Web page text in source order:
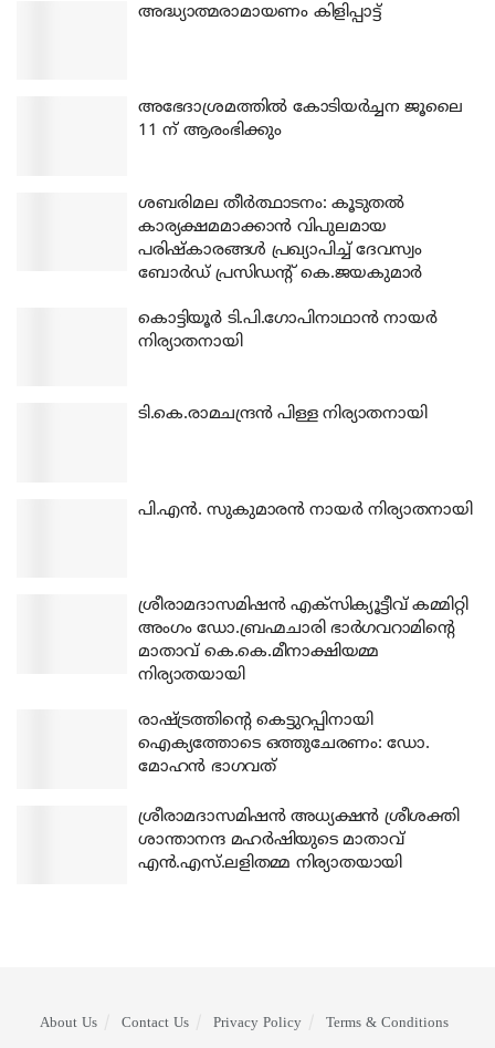
അദ്ധ്യാത്മരാമായണം കിളിപ്പാട്ട്
അഭേദാശ്രമത്തില്‍ കോടിയര്‍ച്ചന ജൂലൈ
11 ന് ആരംഭിക്കും
ശബരിമല തീര്‍ത്ഥാടനം: കൂടുതല്‍
കാര്യക്ഷമമാക്കാന്‍ വിപുലമായ
പരിഷ്‌കാരങ്ങള്‍ പ്രഖ്യാപിച്ച് ദേവസ്വം
ബോര്‍ഡ് പ്രസിഡന്റ് കെ.ജയകുമാര്‍
കൊട്ടിയൂര്‍ ടി.പി.ഗോപിനാഥാന്‍ നായര്‍
നിര്യാതനായി
ടി.കെ.രാമചന്ദ്രന്‍ പിള്ള നിര്യാതനായി
പി.എന്‍. സുകുമാരന്‍ നായര്‍ നിര്യാതനായി
ശ്രീരാമദാസമിഷന്‍ എക്‌സിക്യൂട്ടീവ് കമ്മിറ്റി
അംഗം ഡോ.ബ്രഹ്മചാരി ഭാര്‍ഗവറാമിന്റെ
മാതാവ് കെ.കെ.മീനാക്ഷിയമ്മ
നിര്യാതയായി
രാഷ്ട്രത്തിന്റെ കെട്ടുറപ്പിനായി
ഐക്യത്തോടെ ഒത്തുചേരണം: ഡോ.
മോഹന്‍ ഭാഗവത്
ശ്രീരാമദാസമിഷന്‍ അധ്യക്ഷന്‍ ശ്രീശക്തി
ശാന്താനന്ദ മഹര്‍ഷിയുടെ മാതാവ്
എന്‍.എസ്.ലളിതമ്മ നിര്യാതയായി
About Us Contact Us Privacy Policy Terms & Conditions